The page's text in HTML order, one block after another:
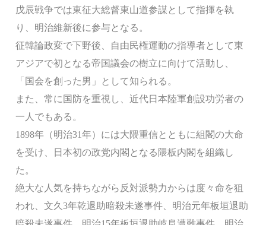
戊辰戦争では東征大総督東山道参謀として指揮を執
り、明治維新後に参与となる。
征韓論政変で下野後、自由民権運動の指導者として東
アジアで初となる帝国議会の樹立に向けて活動し、
「国会を創った男」として知られる。
また、常に国防を重視し、近代日本陸軍創設功労者の
一人でもある。
1898年（明治31年）には大隈重信とともに組閣の大命
を受け、日本初の政党内閣となる隈板内閣を組織し
た。
絶大な人気を持ちながら反対派勢力からは度々命を狙
われ、文久3年乾退助暗殺未遂事件、明治元年板垣退助